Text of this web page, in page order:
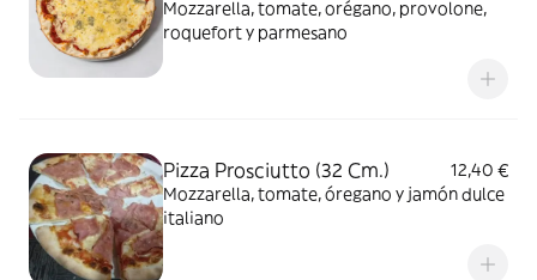
Mozzarella, tomate, orégano, provolone,
roquefort y parmesano
Pizza Prosciutto (32 Cm.)
12,40 €
Mozzarella, tomate, óregano y jamón dulce
italiano